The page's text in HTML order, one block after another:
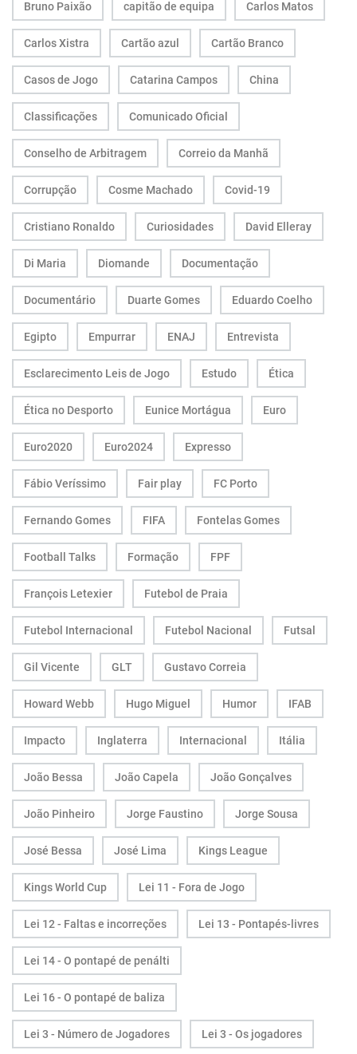
Bruno Paixão capitão de equipa Carlos Matos
Carlos Xistra Cartão azul Cartão Branco
Casos de Jogo Catarina Campos China
Classificações Comunicado Oficial
Conselho de Arbitragem Correio da Manhã
Corrupção Cosme Machado Covid-19
Cristiano Ronaldo Curiosidades David Elleray
Di Maria Diomande Documentação
Documentário Duarte Gomes Eduardo Coelho
Egipto Empurrar ENAJ Entrevista
Esclarecimento Leis de Jogo Estudo Ética
Ética no Desporto Eunice Mortágua Euro
Euro2020 Euro2024 Expresso
Fábio Veríssimo Fair play FC Porto
Fernando Gomes FIFA Fontelas Gomes
Football Talks Formação FPF
François Letexier Futebol de Praia
Futebol Internacional Futebol Nacional Futsal
Gil Vicente GLT Gustavo Correia
Howard Webb Hugo Miguel Humor IFAB
Impacto Inglaterra Internacional Itália
João Bessa João Capela João Gonçalves
João Pinheiro Jorge Faustino Jorge Sousa
José Bessa José Lima Kings League
Kings World Cup Lei 11 - Fora de Jogo
Lei 12 - Faltas e incorreções Lei 13 - Pontapés-livres
Lei 14 - O pontapé de penálti
Lei 16 - O pontapé de baliza
Lei 3 - Número de Jogadores Lei 3 - Os jogadores